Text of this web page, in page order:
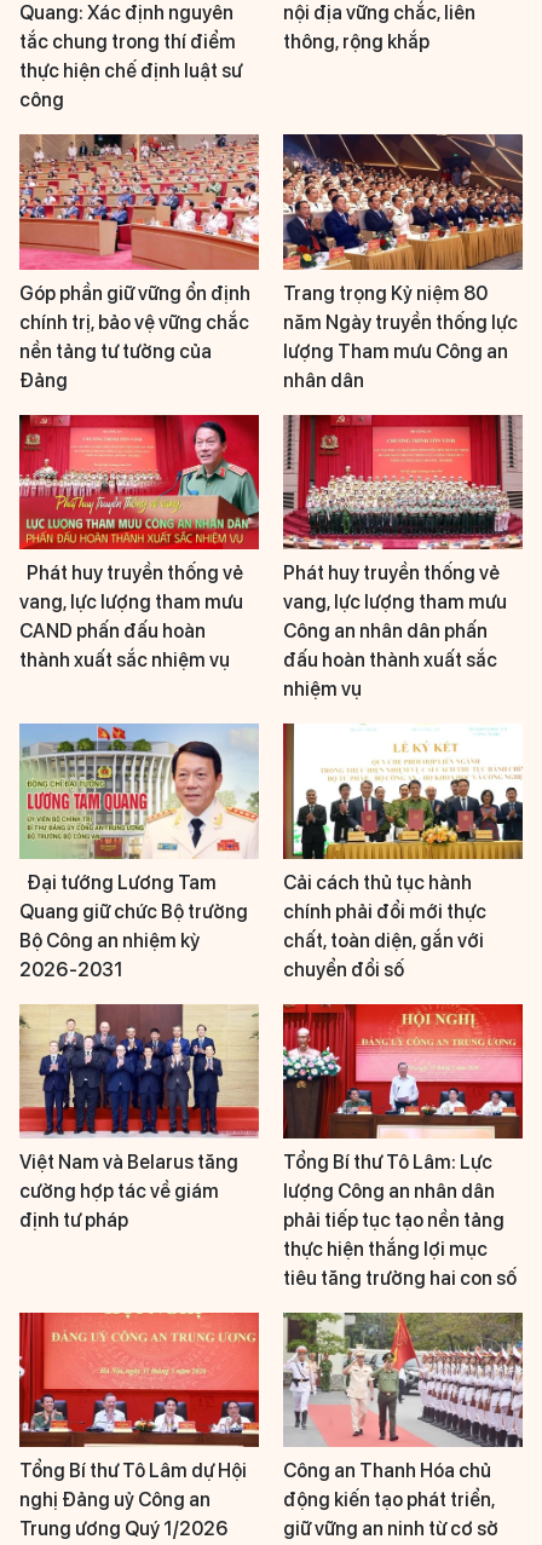
Quang: Xác định nguyên
tắc chung trong thí điểm
thực hiện chế định luật sư
công
nội địa vững chắc, liên
thông, rộng khắp
Góp phần giữ vững ổn định
chính trị, bảo vệ vững chắc
nền tảng tư tưởng của
Đảng
Trang trọng Kỷ niệm 80
năm Ngày truyền thống lực
lượng Tham mưu Công an
nhân dân
Phát huy truyền thống vẻ
vang, lực lượng tham mưu
CAND phấn đấu hoàn
thành xuất sắc nhiệm vụ
Phát huy truyền thống vẻ
vang, lực lượng tham mưu
Công an nhân dân phấn
đấu hoàn thành xuất sắc
nhiệm vụ
Đại tướng Lương Tam
Quang giữ chức Bộ trưởng
Bộ Công an nhiệm kỳ
2026-2031
Cải cách thủ tục hành
chính phải đổi mới thực
chất, toàn diện, gắn với
chuyển đổi số
Việt Nam và Belarus tăng
cường hợp tác về giám
định tư pháp
Tổng Bí thư Tô Lâm: Lực
lượng Công an nhân dân
phải tiếp tục tạo nền tảng
thực hiện thắng lợi mục
tiêu tăng trưởng hai con số
Tổng Bí thư Tô Lâm dự Hội
nghị Đảng uỷ Công an
Trung ương Quý 1/2026
Công an Thanh Hóa chủ
động kiến tạo phát triển,
giữ vững an ninh từ cơ sở